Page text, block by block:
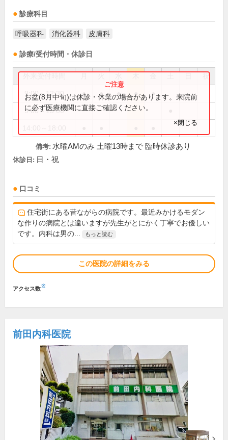
診療科目
呼吸器科 消化器科 皮膚科
診療/受付時間・休診日
祝
9:00～12:30 ● ● ● ● ●
9:00～13:00
お盆(8月中旬)は休診・休業の場合があります。来院前
に必ず医療機関に直接ご確認ください。
×閉じる
備考: 水曜AMのみ 土曜13時まで 臨時休診あり
休診日: 日・祝
口コミ
住宅街にある昔ながらの病院です。最近みかけるモダン
な作りの病院とは違いますが先生がとにかく丁寧でお優しい
です。内科は男の...
もっと読む
この医院の詳細をみる
アクセス数※
前田内科医院